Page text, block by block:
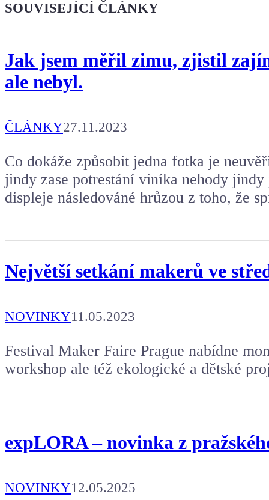
SOUVISEJÍCÍ ČLÁNKY
Jak jsem měřil zimu, zjistil
ale nebyl.
ČLÁNKY27.11.2023
Co dokáže způsobit jedna fotka je
jindy zase potrestání viníka nehody
displeje následováné hrůzou z toho, že
Největší setkání makerů ve
NOVINKY11.05.2023
Festival Maker Faire Prague nabídne
workshop ale též ekologické a dětské
expLORA – novinka z
NOVINKY12.05.2025